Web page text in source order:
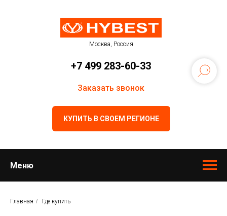
Москва, Россия
+7 499 283-60-33
Заказать звонок
КУПИТЬ В СВОЕМ РЕГИОНЕ
Меню
Главная / Где купить